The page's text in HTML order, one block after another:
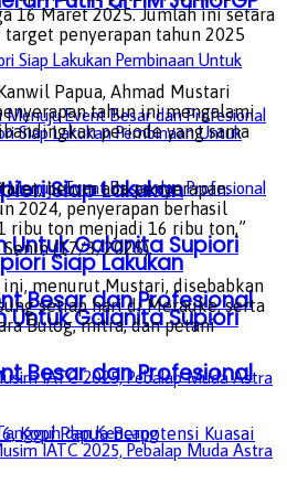
Siap Lakukan
Untuk Galanita Supiori
Besar dan Profesional
Siap Lakukan
Untuk Galanita Supiori
Besar dan Profesional
16 Maret 2025. Jumlah ini setara
penyerapan tahun 2025
Papua, Ahmad Mustari
tahun ini mengalami
periode yang sama
belum ada penyerapan.
2024, penyerapan berhasil
ribu ton menjadi 16 ribu ton,”
Senin (17/3/2025).
menurut Mustari, disebabkan
setiap hari di Merauke, serta
Bulog, mitra, dan petani